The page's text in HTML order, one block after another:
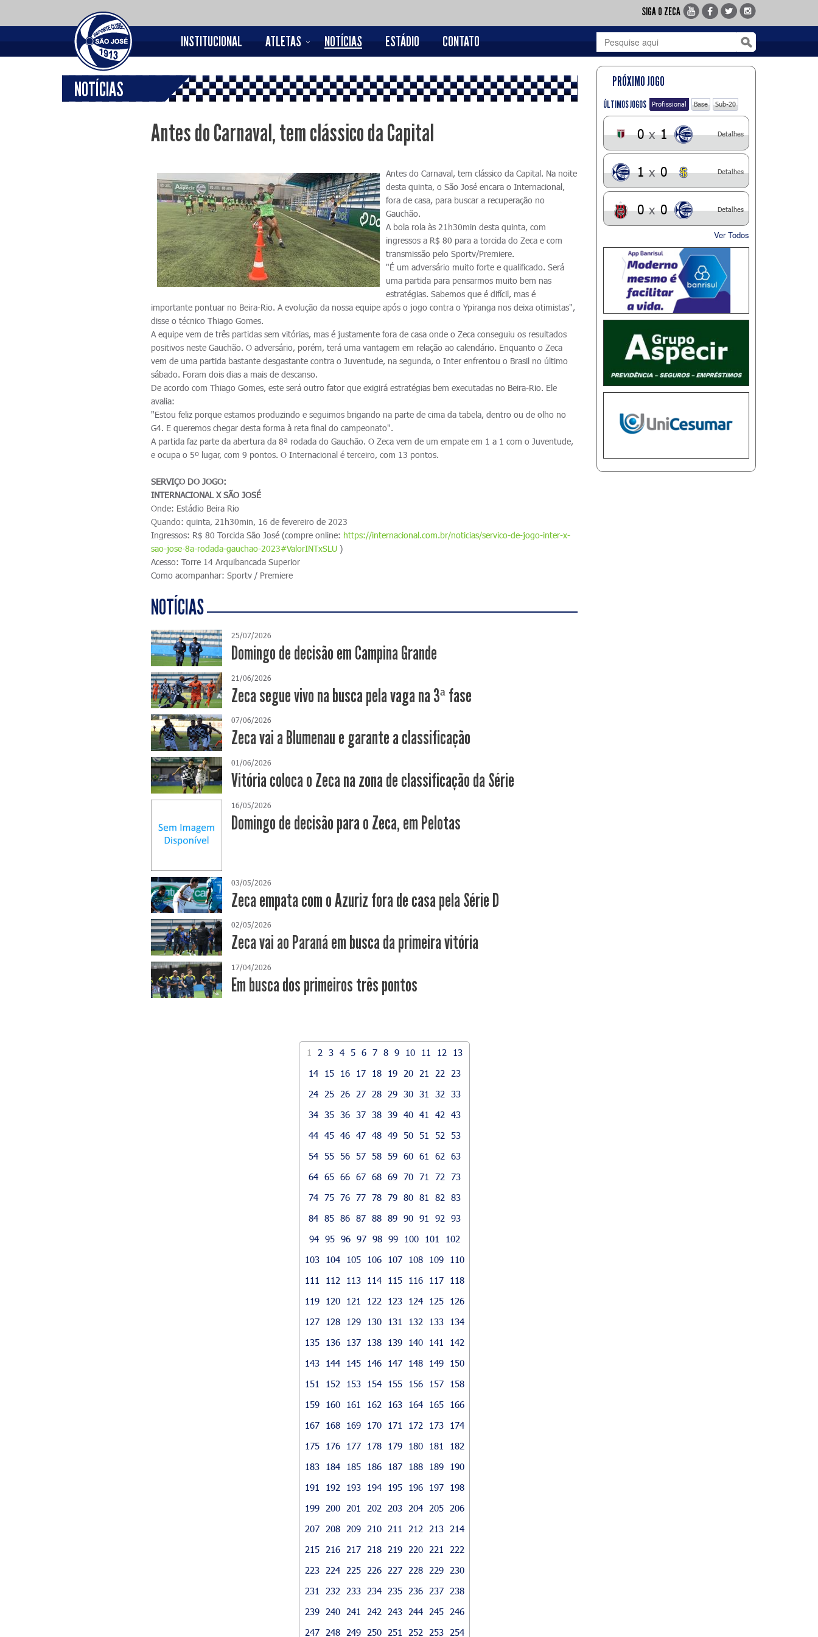
SIGA O ZECA
INSTITUCIONAL ATLETAS NOTÍCIAS ESTÁDIO CONTATO
NOTÍCIAS
Antes do Carnaval, tem clássico da Capital
Antes do Carnaval, tem clássico da Capital. Na noite
desta quinta, o São José encara o Internacional,
fora de casa, para buscar a recuperação no
Gauchão.
A bola rola às 21h30min desta quinta, com
ingressos a R$ 80 para a torcida do Zeca e com
transmissão pelo Sportv/Premiere.
"É um adversário muito forte e qualificado. Será
uma partida para pensarmos muito bem nas
estratégias. Sabemos que é difícil, mas é
importante pontuar no Beira-Rio. A evolução da nossa equipe após o jogo contra o Ypiranga nos deixa otimistas",
disse o técnico Thiago Gomes.
A equipe vem de três partidas sem vitórias, mas é justamente fora de casa onde o Zeca conseguiu os resultados
positivos neste Gauchão. O adversário, porém, terá uma vantagem em relação ao calendário. Enquanto o Zeca
vem de uma partida bastante desgastante contra o Juventude, na segunda, o Inter enfrentou o Brasil no último
sábado. Foram dois dias a mais de descanso.
De acordo com Thiago Gomes, este será outro fator que exigirá estratégias bem executadas no Beira-Rio. Ele
avalia:
"Estou feliz porque estamos produzindo e seguimos brigando na parte de cima da tabela, dentro ou de olho no
G4. E queremos chegar desta forma à reta final do campeonato".
A partida faz parte da abertura da 8ª rodada do Gauchão. O Zeca vem de um empate em 1 a 1 com o Juventude,
e ocupa o 5º lugar, com 9 pontos. O Internacional é terceiro, com 13 pontos.
SERVIÇO DO JOGO:
INTERNACIONAL X SÃO JOSÉ
Onde: Estádio Beira Rio
Quando: quinta, 21h30min, 16 de fevereiro de 2023
Ingressos: R$ 80 Torcida São José (compre online: https://internacional.com.br/noticias/servico-de-jogo-inter-x-
sao-jose-8a-rodada-gauchao-2023#ValorINTxSLU)
Acesso: Torre 14 Arquibancada Superior
Como acompanhar: Sportv / Premiere
NOTÍCIAS
25/07/2026
Domingo de decisão em Campina Grande
21/06/2026
Zeca segue vivo na busca pela vaga na 3ª fase
07/06/2026
Zeca vai a Blumenau e garante a classificação
01/06/2026
Vitória coloca o Zeca na zona de classificação da Série
16/05/2026
Domingo de decisão para o Zeca, em Pelotas
03/05/2026
Zeca empata com o Azuriz fora de casa pela Série D
02/05/2026
Zeca vai ao Paraná em busca da primeira vitória
17/04/2026
​Em busca dos primeiros três pontos
1 2 3 4 5 6 7 8 9 10 11 12
13
14
15 16 17 18 19 20 21 22
23
24
25 26 27 28 29 30 31 32
33
34 35 36 37 38 39 40 41 42
43
44 45 46 47 48 49 50 51 52
53
54 55 56 57 58 59 60 61 62
63
64 65 66 67 68 69 70 71 72
73
74 75 76 77 78 79 80 81 82
83
84 85 86 87 88 89 90 91 92
93
94 95 96 97 98 99 100 101
102
103
104 105 106 107 108 109
110
111
112 113 114 115 116 117
118
119
120 121 122 123 124 125
126
127
128 129 130 131 132 133
134
135
136 137 138 139 140 141
142
143
144 145 146 147 148 149
150
151
152 153 154 155 156 157
158
159
160 161 162 163 164 165
166
167
168 169 170 171 172 173
174
175
176 177 178 179 180 181
182
183
184 185 186 187 188 189
190
191
192 193 194 195 196 197
198
199
200 201 202 203 204 205
206
207
208 209 210 211 212 213
214
215
216 217 218 219 220 221
222
223
224 225 226 227 228 229
230
231
232 233 234 235 236 237
238
239
240 241 242 243 244 245
246
247
248 249 250 251 252 253 254
PRÓXIMO JOGO
ÚLTIMOS JOGOS Profissional Base Sub-20
0 x 1 Detalhes
1 x 0 Detalhes
0 x 0 Detalhes
Ver Todos